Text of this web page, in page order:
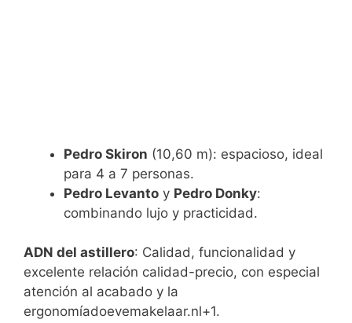
Pedro Skiron (10,60 m): espacioso, ideal
para 4 a 7 personas.
Pedro Levanto y Pedro Donky:
combinando lujo y practicidad.
ADN del astillero: Calidad, funcionalidad y
excelente relación calidad-precio, con especial
atención al acabado y la
ergonomíadoevemakelaar.nl+1.